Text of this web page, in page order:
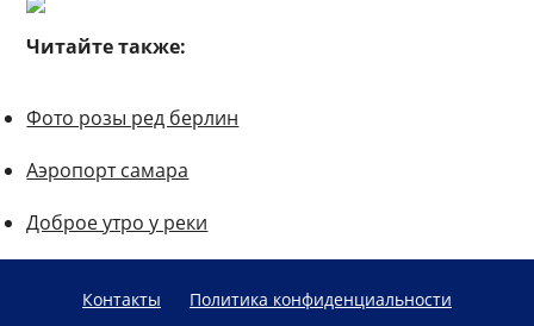
Читайте также:
Фото розы ред берлин
Аэропорт самара
Доброе утро у реки
Контакты Политика конфиденциальности